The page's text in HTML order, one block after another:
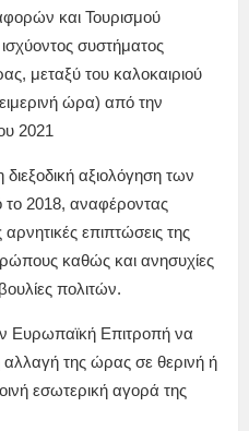
και Τουρισμού
συστήματος
μεταξύ του καλοκαιριού
ώρα) από την
2021
διεξοδική αξιολόγηση των
2018, αναφέροντας
επιπτώσεις της
καθώς και ανησυχίες
πολιτών.
Ευρωπαϊκή Επιτροπή να
αλλαγή της ώρας σε θερινή ή
εσωτερική αγορά της